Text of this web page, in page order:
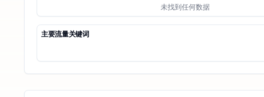
未找到任何数据
主要流量关键词